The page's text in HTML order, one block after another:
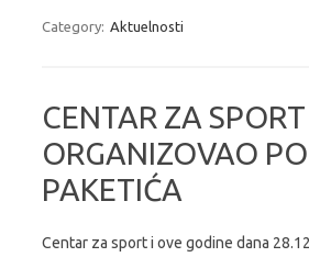
Category: Aktuelnosti
CENTAR ZA SPORT
ORGANIZOVAO
PAKETIĆA
Centar za sport i ove godine dana